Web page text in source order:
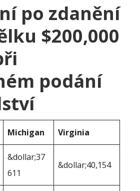
po zdanění
$200,000
podání
Michigan Virginia
&dollar;37
611
&dollar;40,154